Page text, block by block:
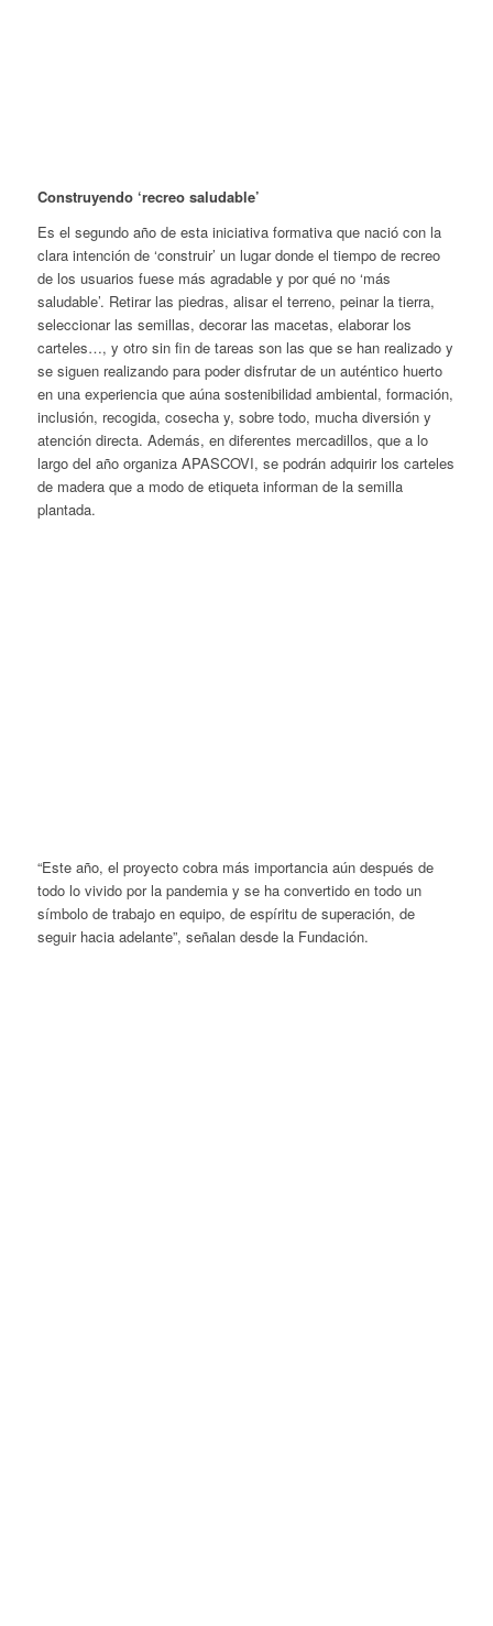
Construyendo ‘recreo saludable’
Es el segundo año de esta iniciativa formativa que nació con la
clara intención de ‘construir’ un lugar donde el tiempo de recreo
de los usuarios fuese más agradable y por qué no ‘más
saludable’. Retirar las piedras, alisar el terreno, peinar la tierra,
seleccionar las semillas, decorar las macetas, elaborar los
carteles…, y otro sin fin de tareas son las que se han realizado y
se siguen realizando para poder disfrutar de un auténtico huerto
en una experiencia que aúna sostenibilidad ambiental, formación,
inclusión, recogida, cosecha y, sobre todo, mucha diversión y
atención directa. Además, en diferentes mercadillos, que a lo
largo del año organiza APASCOVI, se podrán adquirir los carteles
de madera que a modo de etiqueta informan de la semilla
plantada.
“Este año, el proyecto cobra más importancia aún después de
todo lo vivido por la pandemia y se ha convertido en todo un
símbolo de trabajo en equipo, de espíritu de superación, de
seguir hacia adelante”, señalan desde la Fundación.